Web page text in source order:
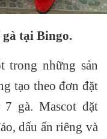
tại Bingo.
trong những sản
tạo theo đơn đặt
gà. Mascot đặt
dấu ấn riêng và